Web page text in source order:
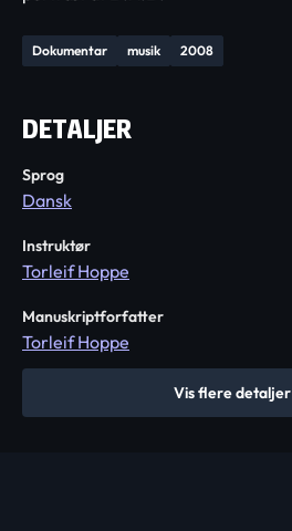
Dokumentar musik 2008
DETALJER
Sprog
Dansk
Instruktør
Torleif Hoppe
Manuskriptforfatter
Torleif Hoppe
Vis flere detaljer